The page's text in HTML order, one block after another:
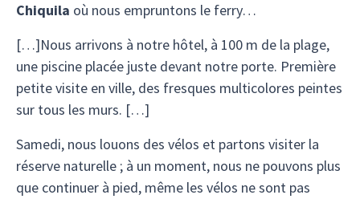
Chiquila où nous empruntons le ferry…
[…]Nous arrivons à notre hôtel, à 100 m de la plage,
une piscine placée juste devant notre porte. Première
petite visite en ville, des fresques multicolores peintes
sur tous les murs. […]
Samedi, nous louons des vélos et partons visiter la
réserve naturelle ; à un moment, nous ne pouvons plus
que continuer à pied, même les vélos ne sont pas